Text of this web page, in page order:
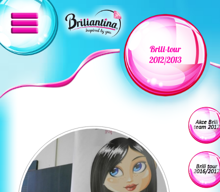
Brili-tour
2012/2013
Akce Brili
team 2017
Brili tour
2016/2017